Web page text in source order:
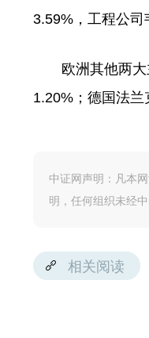
3.59%，工程公司
欧洲其他两大主
1.20%；德国法兰
中证网声明：凡本
明，任何组织未经
相关阅读